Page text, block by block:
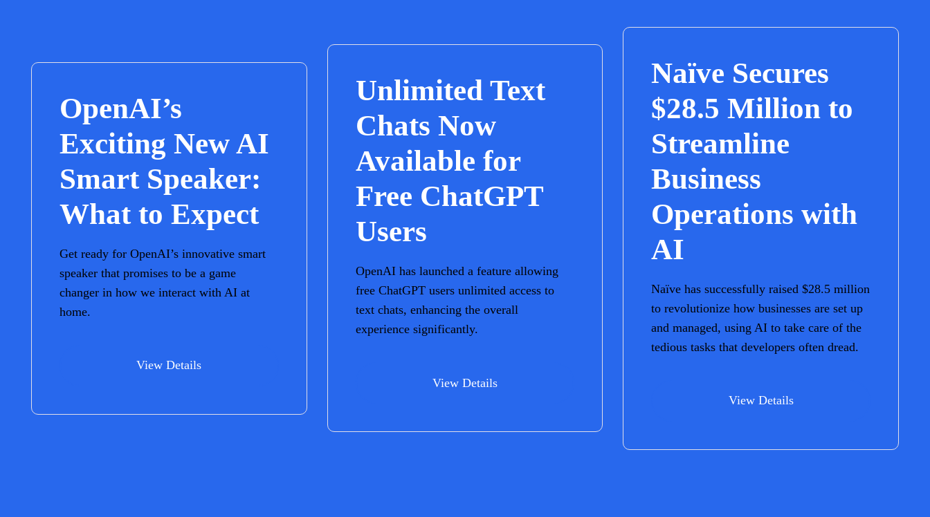
OpenAI’s
Exciting New AI
Smart Speaker:
What to Expect
Get ready for OpenAI’s innovative smart
speaker that promises to be a game
changer in how we interact with AI at
home.
View Details
Unlimited Text
Chats Now
Available for
Free ChatGPT
Users
OpenAI has launched a feature allowing
free ChatGPT users unlimited access to
text chats, enhancing the overall
experience significantly.
View Details
Naïve Secures
$28.5 Million to
Streamline
Business
Operations with
AI
Naïve has successfully raised $28.5 million
to revolutionize how businesses are set up
and managed, using AI to take care of the
tedious tasks that developers often dread.
View Details